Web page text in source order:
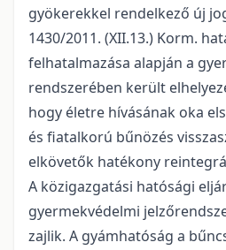
gyökerekkel rendelkező új
1430/2011. (XII.13.) Korm.
felhatalmazása alapján a
rendszerében került
hogy életre hívásának oka
és fiatalkorú bűnözés
elkövetők hatékony
A közigazgatási hatósági
gyermekvédelmi
zajlik. A gyámhatóság a